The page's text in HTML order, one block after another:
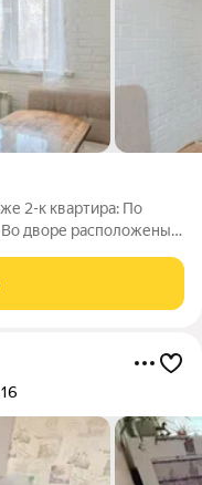
2-к квартиpa: Пo
Во дворе расположены
установлен